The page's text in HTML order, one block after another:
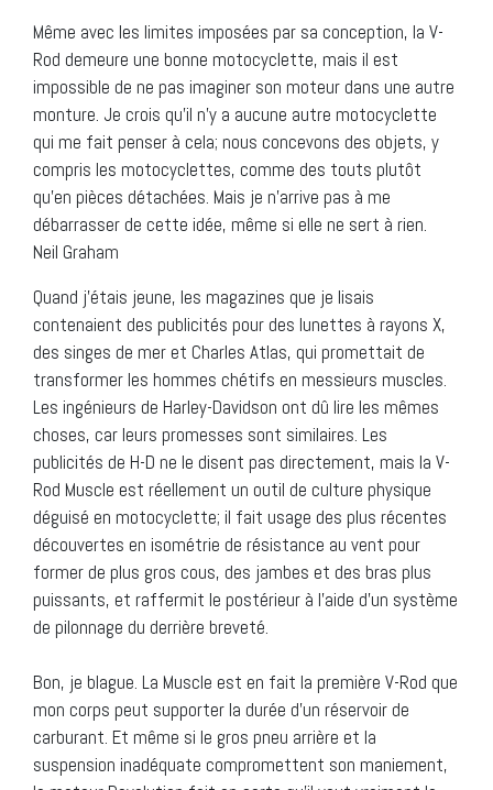
Même avec les limites imposées par sa conception, la V-
Rod demeure une bonne motocyclette, mais il est
impossible de ne pas imaginer son moteur dans une autre
monture. Je crois qu’il n’y a aucune autre motocyclette
qui me fait penser à cela; nous concevons des objets, y
compris les motocyclettes, comme des touts plutôt
qu’en pièces détachées. Mais je n’arrive pas à me
débarrasser de cette idée, même si elle ne sert à rien.
Neil Graham
Quand j’étais jeune, les magazines que je lisais
contenaient des publicités pour des lunettes à rayons X,
des singes de mer et Charles Atlas, qui promettait de
transformer les hommes chétifs en messieurs muscles.
Les ingénieurs de Harley-Davidson ont dû lire les mêmes
choses, car leurs promesses sont similaires. Les
publicités de H-D ne le disent pas directement, mais la V-
Rod Muscle est réellement un outil de culture physique
déguisé en motocyclette; il fait usage des plus récentes
découvertes en isométrie de résistance au vent pour
former de plus gros cous, des jambes et des bras plus
puissants, et raffermit le postérieur à l’aide d’un système
de pilonnage du derrière breveté.
Bon, je blague. La Muscle est en fait la première V-Rod que
mon corps peut supporter la durée d’un réservoir de
carburant. Et même si le gros pneu arrière et la
suspension inadéquate compromettent son maniement,